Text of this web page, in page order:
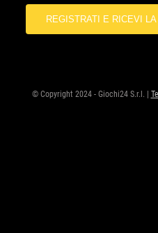
© Copyright 2024 - Giochi24 S.r.l. |